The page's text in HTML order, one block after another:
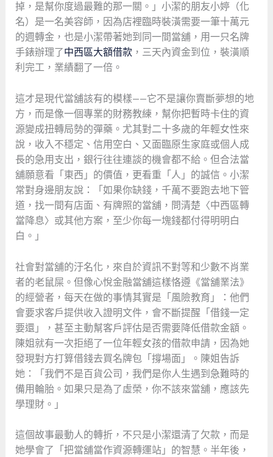
掉，是幫你度過最難的那一關。」小潔的朋友小婷（化
名）是一名美容師，因為店裡臨時裝潢需要一筆十萬元
的週轉金，也是小潔帶著她到同一間當舖，用一只名牌
手錶辦理了中西區大額借款，三天內資金到位，裝潢順
利完工，業績翻了一倍。
這才是現代當舖該有的模樣——它不是讓你賣斷夢想的地
方，而是像一個專業的財務教練，幫你把暫時卡住的資
源變成扭轉局勢的彈藥。尤其對二十多歲的年輕女性來
說，收入不穩定、信用空白、又面臨原生家庭或個人成
長的急用支出，銀行往往連談的機會都不給。但合法當
舖願意看「東西」的價值，更看重「人」的誠信。小潔
常對身邊朋友說：「如果你缺錢，千萬不要跑去地下管
道，找一間有店面、有牌照的當舖，問清楚〈中西區轉
當降息〉或其他方案，至少你每一塊錢都付得明明白
白。」
社會對當舖的汙名化，來自於資訊不對等和少數不肖業
者的老鼠屎。但像心悅金融當舖這樣恪遵《當舖業法》
的經營者，每天在做的事情其實是「風險教育」：他們
會要求客戶提供收入證明文件，會不斷提醒「借錢一定
要還」，甚至主動幫客戶評估是否需要降低借款金額。
陳姐就有一次拒絕了一位年輕女孩的借款申請，因為她
發現對方打算借錢去買名牌包「撐場面」。陳姐告訴
她：「我們不是百貨公司，我們是你人生遇到急難時的
備用輪胎。如果只是為了虛榮，你不該來當舖，應該先
學理財。」
這個故事最動人的轉折，不只是小潔還清了欠款，而是
她學會了「把當舖當作資源轉運站」的智慧。半年後，